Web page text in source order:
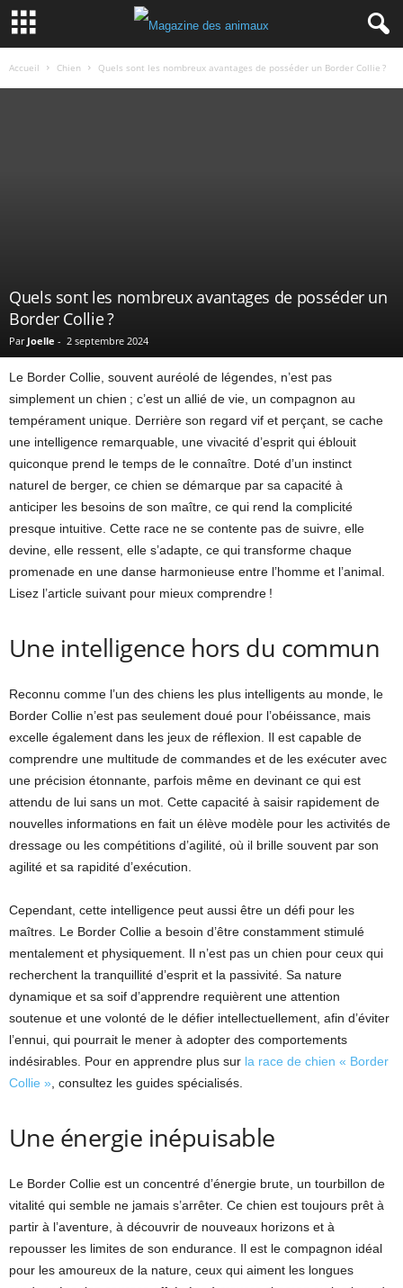
Accueil Chien Quels sont les nombreux avantages de posséder un Border Collie ?
Quels sont les nombreux avantages de posséder un
Border Collie ?
Par Joelle - 2 septembre 2024
Le Border Collie, souvent auréolé de légendes, n’est pas
simplement un chien ; c’est un allié de vie, un compagnon au
tempérament unique. Derrière son regard vif et perçant, se cache
une intelligence remarquable, une vivacité d’esprit qui éblouit
quiconque prend le temps de le connaître. Doté d’un instinct
naturel de berger, ce chien se démarque par sa capacité à
anticiper les besoins de son maître, ce qui rend la complicité
presque intuitive. Cette race ne se contente pas de suivre, elle
devine, elle ressent, elle s’adapte, ce qui transforme chaque
promenade en une danse harmonieuse entre l’homme et l’animal.
Lisez l’article suivant pour mieux comprendre !
Une intelligence hors du commun
Reconnu comme l’un des chiens les plus intelligents au monde, le
Border Collie n’est pas seulement doué pour l’obéissance, mais
excelle également dans les jeux de réflexion. Il est capable de
comprendre une multitude de commandes et de les exécuter avec
une précision étonnante, parfois même en devinant ce qui est
attendu de lui sans un mot. Cette capacité à saisir rapidement de
nouvelles informations en fait un élève modèle pour les activités de
dressage ou les compétitions d’agilité, où il brille souvent par son
agilité et sa rapidité d’exécution.
Cependant, cette intelligence peut aussi être un défi pour les
maîtres. Le Border Collie a besoin d’être constamment stimulé
mentalement et physiquement. Il n’est pas un chien pour ceux qui
recherchent la tranquillité d’esprit et la passivité. Sa nature
dynamique et sa soif d’apprendre requièrent une attention
soutenue et une volonté de le défier intellectuellement, afin d’éviter
l’ennui, qui pourrait le mener à adopter des comportements
indésirables. Pour en apprendre plus sur la race de chien « Border
Collie » , consultez les guides spécialisés.
Une énergie inépuisable
Le Border Collie est un concentré d’énergie brute, un tourbillon de
vitalité qui semble ne jamais s’arrêter. Ce chien est toujours prêt à
partir à l’aventure, à découvrir de nouveaux horizons et à
repousser les limites de son endurance. Il est le compagnon idéal
pour les amoureux de la nature, ceux qui aiment les longues